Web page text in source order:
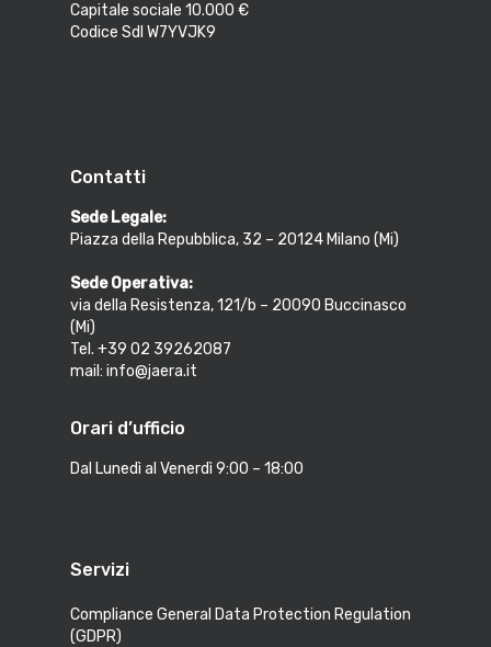
Capitale sociale 10.000 €
Codice SdI W7YVJK9
Contatti
Sede Legale:
Piazza della Repubblica, 32 – 20124 Milano (Mi)
Sede Operativa:
via della Resistenza, 121/b – 20090 Buccinasco
(Mi)
Tel. +39 02 39262087
mail: info@jaera.it
Orari d’ufficio
Dal Lunedì al Venerdì 9:00 – 18:00
Servizi
Compliance General Data Protection Regulation
(GDPR)